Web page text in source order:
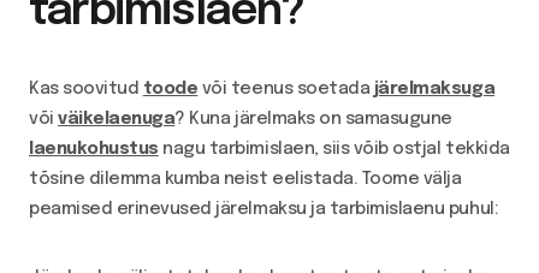
tarbimislaen?
Kas soovitud toode või teenus soetada järelmaksuga
võiväikelaenuga? Kuna järelmaks on samasugune
laenukohustus nagu tarbimislaen, siis võib ostjal tekkida
tõsine dilemma kumba neist eelistada. Toome välja
peamised erinevused järelmaksu ja tarbimislaenu puhul: